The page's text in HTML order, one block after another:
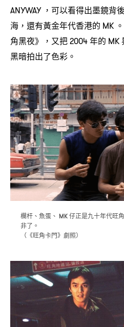
ANYWAY ， 可以看得出墨鏡背
海 ， 還有黃金年代香港的 MK
角黑夜》
， 又把2004年的 MK
黑暗拍出了色彩。
欄杆、魚蛋、 MK仔正是九十年代旺
非了。
（ 《旺角卡門》劇照）